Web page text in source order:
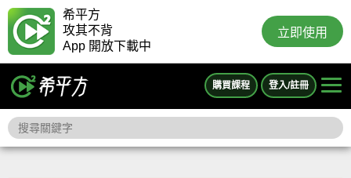
希平方
攻其不背
App 開放下載中
立即使用
購買課程 登入/註冊